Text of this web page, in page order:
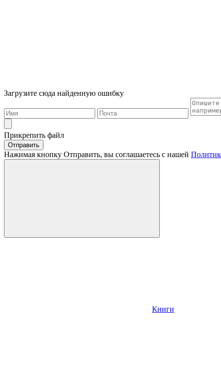
Загрузите сюда найденную ошибку
Прикрепить файл
Отправить
Нажимая кнопку Отправить, вы соглашаетесь с нашей
Книги